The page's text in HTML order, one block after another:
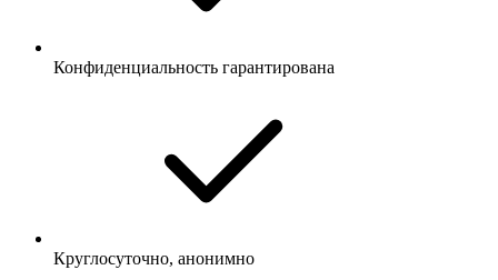
Конфиденциальность гарантирована
Круглосуточно, анонимно